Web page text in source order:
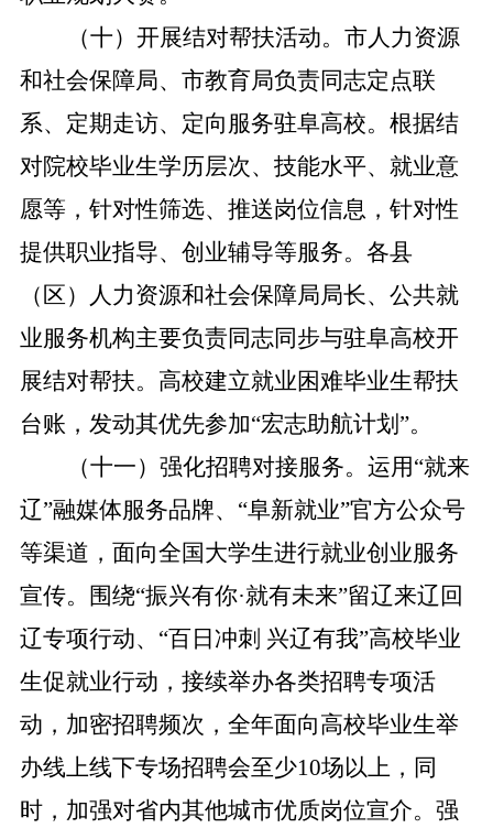
（十）开展结对帮扶活动。 市人力资源
和社会保障局、市教育局负责同志定点联
系、定期走访、定向服务驻阜高校。根据结
对院校毕业生学历层次、技能水平、就业意
愿等，针对性筛选、推送岗位信息，针对性
提供职业指导、创业辅导等服务。各县
（区）人力资源和社会保障局局长、公共就
业服务机构主要负责同志同步与驻阜高校开
展结对帮扶。高校建立就业困难毕业生帮扶
台账，发动其优先参加“宏志助航计划”。
（十一）强化招聘对接服务。 运用“就来
辽”融媒体服务品牌、“阜新就业”官方公众号
等渠道，面向全国大学生进行就业创业服务
宣传。围绕“振兴有你·就有未来”留辽来辽回
辽专项行动、“百日冲刺 兴辽有我”高校毕业
生促就业行动，接续举办各类招聘专项活
动，加密招聘频次，全年面向高校毕业生举
办线上线下专场招聘会至少10场以上，同
时，加强对省内其他城市优质岗位宣介。强